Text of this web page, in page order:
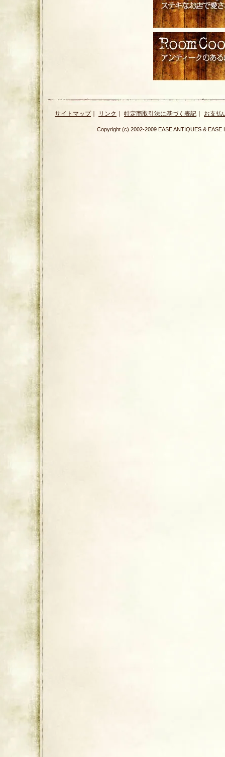
サイトマップ｜ リンク ｜ 特定商取引法に基づく表記 ｜ お支払
Copyright (c) 2002-2009 EASE ANTIQUES &